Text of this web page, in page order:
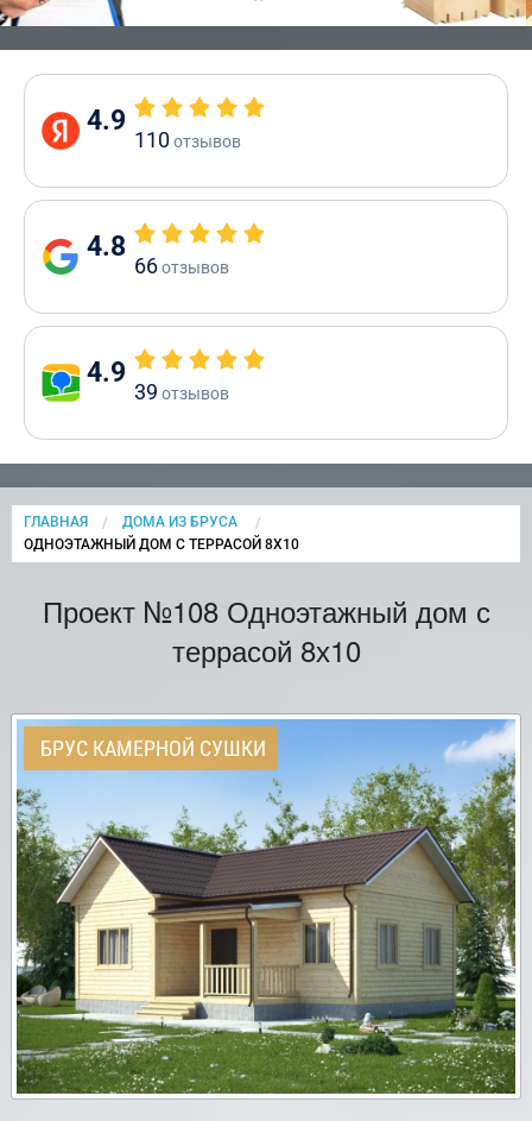
4.9
110отзывов
4.8
66отзывов
4.9
39 отзывов
ГЛАВНАЯ
ДОМА ИЗ БРУСА
CURRENT:
ОДНОЭТАЖНЫЙ ДОМ С ТЕРРАСОЙ 8Х10
Проект №108 Одноэтажный дом с
террасой 8х10
БРУС КАМЕРНОЙ СУШКИ